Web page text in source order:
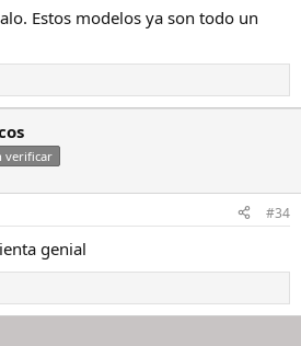
Estos modelos ya son todo un
verificar
#34
genial